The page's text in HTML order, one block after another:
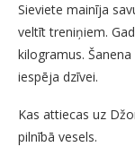
Sieviete mainīja
veltīt treniņiem.
kilogramus.
iespēja dzīvei.
Kas attiecas uz
pilnībā vesels.